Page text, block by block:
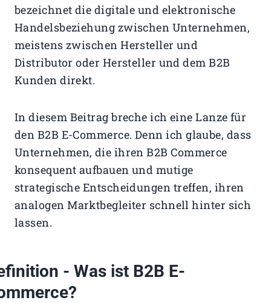
bezeichnet die digitale und elektronische
Handelsbeziehung zwischen Unternehmen,
meistens zwischen Hersteller und
Distributor oder Hersteller und dem B2B
Kunden direkt.
In diesem Beitrag breche ich eine Lanze für
den B2B E-Commerce. Denn ich glaube, dass
Unternehmen, die ihren B2B Commerce
konsequent aufbauen und mutige
strategische Entscheidungen treffen, ihren
analogen Marktbegleiter schnell hinter sich
lassen.
- Was ist B2B E-